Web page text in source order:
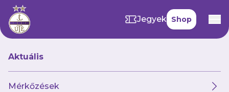
Jegyek Shop
Aktuális
Mérkőzések